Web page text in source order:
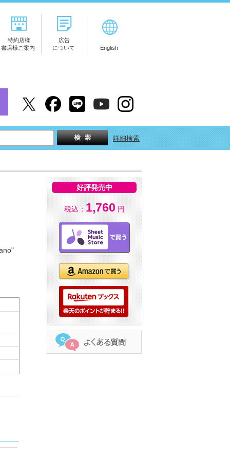
特約店様
書店様ご案内
広告
について
English
詳細検索
好評発売中
税込： 1,760 円